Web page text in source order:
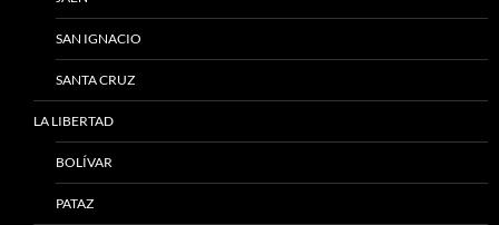
SAN IGNACIO
SANTA CRUZ
LA LIBERTAD
BOLÍVAR
PATAZ